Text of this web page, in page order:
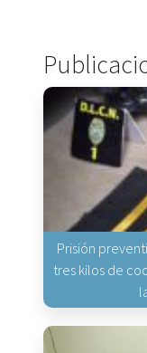
Prisión
tres kilos de